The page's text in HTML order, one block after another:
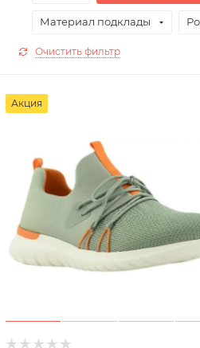
Материал подклады
Очистить фильтр
Акция